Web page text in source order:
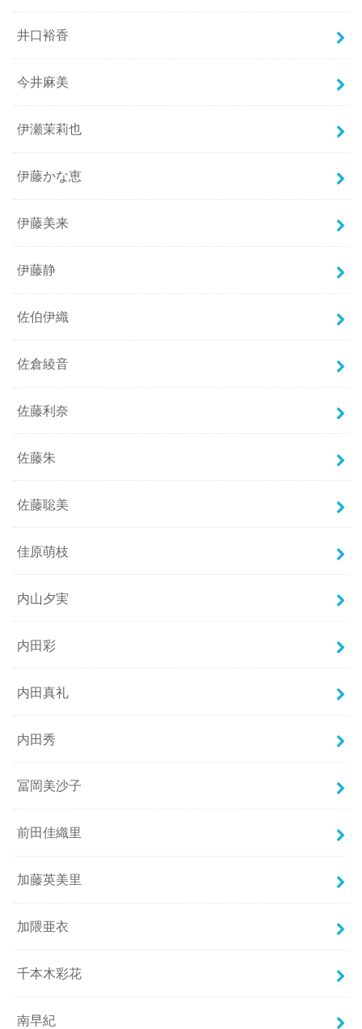
井口裕香
今井麻美
伊瀬茉莉也
伊藤かな恵
伊藤美来
伊藤静
佐伯伊織
佐倉綾音
佐藤利奈
佐藤朱
佐藤聡美
佳原萌枝
内山夕実
内田彩
内田真礼
内田秀
冨岡美沙子
前田佳織里
加藤英美里
加隈亜衣
千本木彩花
南早紀